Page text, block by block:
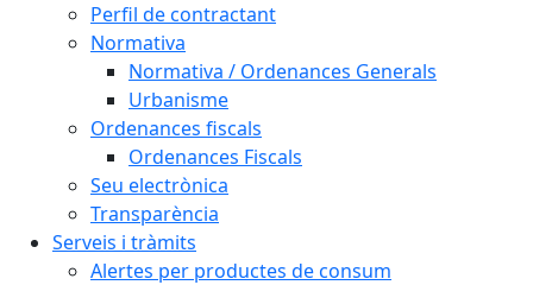
Perfil de contractant
Normativa
Normativa / Ordenances Generals
Urbanisme
Ordenances fiscals
Ordenances Fiscals
Seu electrònica
Transparència
Serveis i tràmits
Alertes per productes de consum